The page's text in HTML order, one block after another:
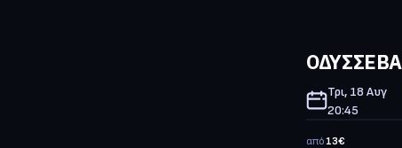
Τρι, 18 Αυγ
20:45
από13€